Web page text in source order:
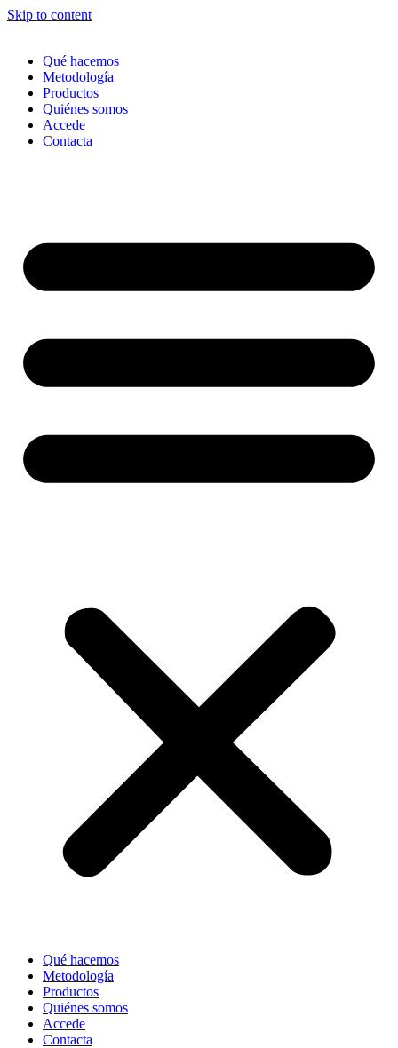
Skip to content
Qué hacemos
Metodología
Productos
Quiénes somos
Accede
Contacta
Qué hacemos
Metodología
Productos
Quiénes somos
Accede
Contacta